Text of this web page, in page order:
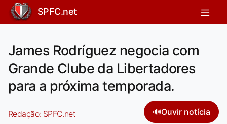
SPFC.net
James Rodríguez negocia com
Grande Clube da Libertadores
para a próxima temporada.
Redação: SPFC.net 🔊Ouvir notícia